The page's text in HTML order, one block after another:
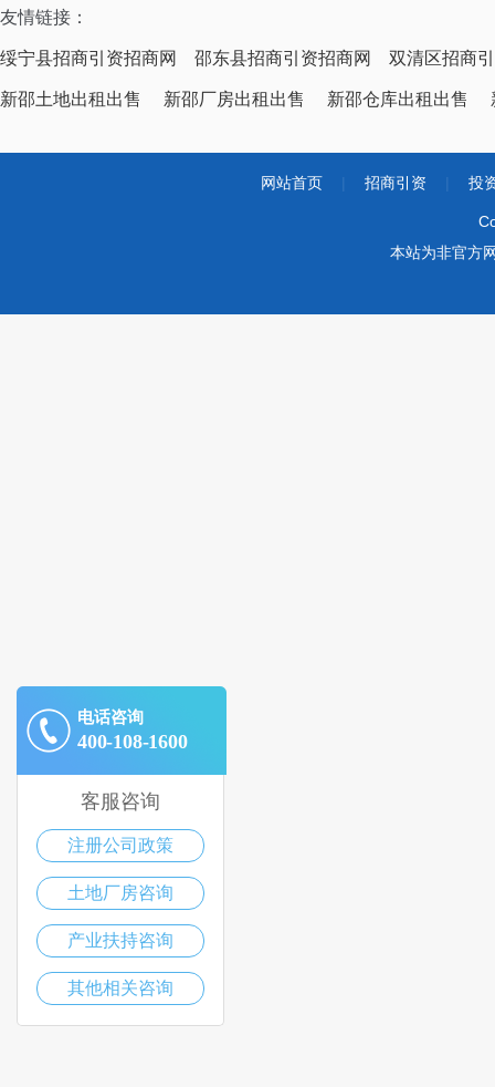
友情链接：
绥宁县招商引资招商网 邵东县招商引资招商网 双清区招商
新邵土地出租出售 新邵厂房出租出售 新邵仓库出租出售
网站首页 招商引资 投
本站为非官方
电话咨询
400-108-1600
客服咨询
注册公司政策
土地厂房咨询
产业扶持咨询
其他相关咨询